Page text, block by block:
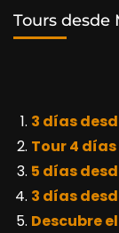
Tours desde
3 días
Tour 4
5 días
3 días
Descubre